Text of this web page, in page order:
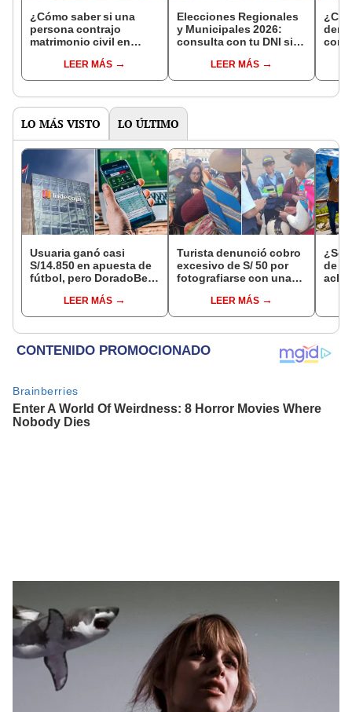
¿Cómo saber si una
persona contrajo
matrimonio civil en
LEER MÁS
Elecciones Regionales
y Municipales 2026:
consulta con tu DNI si
de mesa para este 4 de
octubre en el link oficial
LEER MÁS
con
LO MÁS VISTO LO ÚLTIMO
Usuaria ganó casi
S/14.850 en apuesta de
fútbol, pero DoradoBet
Indecopi multó a la
empresa con más de S/
LEER MÁS
Turista denunció cobro
excesivo de S/ 50 por
fotografiarse con una
Serenazgo recuperó el
dinero
LEER MÁS
¿Se
de